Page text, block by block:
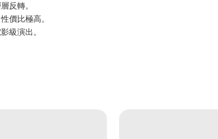
反轉。
價比極高。
級演出。